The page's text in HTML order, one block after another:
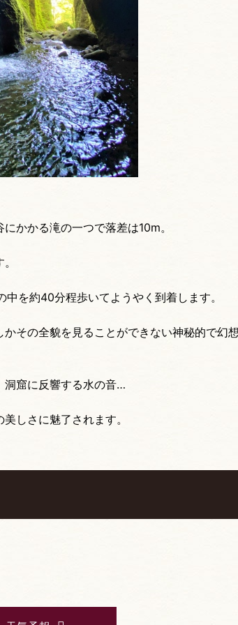
かかる滝の一つで落差は10m。
を約40分程歩いてようやく到着します。
その全貌を見ることができない神秘的で幻
洞窟に反響する水の音…
しさに魅了されます。